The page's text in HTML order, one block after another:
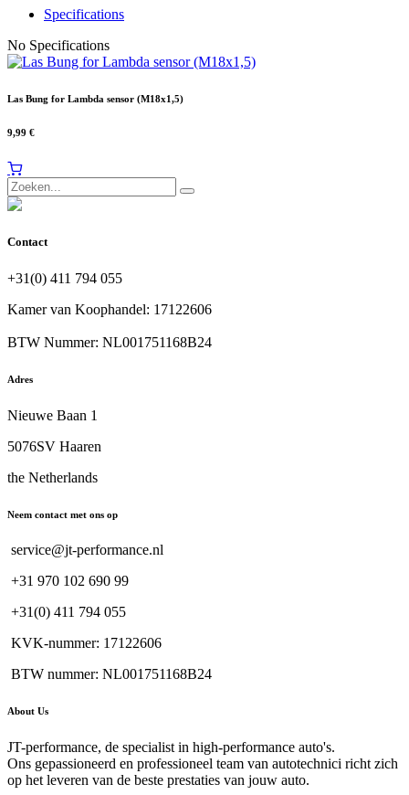
Specifications
No Specifications
Las Bung for Lambda sensor (M18x1,5)
9,99 €
Contact
+31(0) 411 794 055
Kamer van Koophandel: 17122606
BTW Nummer: NL001751168B24
Adres
Nieuwe Baan 1
5076SV Haaren
the Netherlands
Neem contact met ons op
service@jt-performance.nl
+31 970 102 690 99
+31(0) 411 794 055
KVK-nummer: 17122606
BTW nummer: NL001751168B24
About Us
JT-performance, de specialist in high-performance auto's.
Ons gepassioneerd en professioneel team van autotechnici richt zich
op het leveren van de beste prestaties van jouw auto.